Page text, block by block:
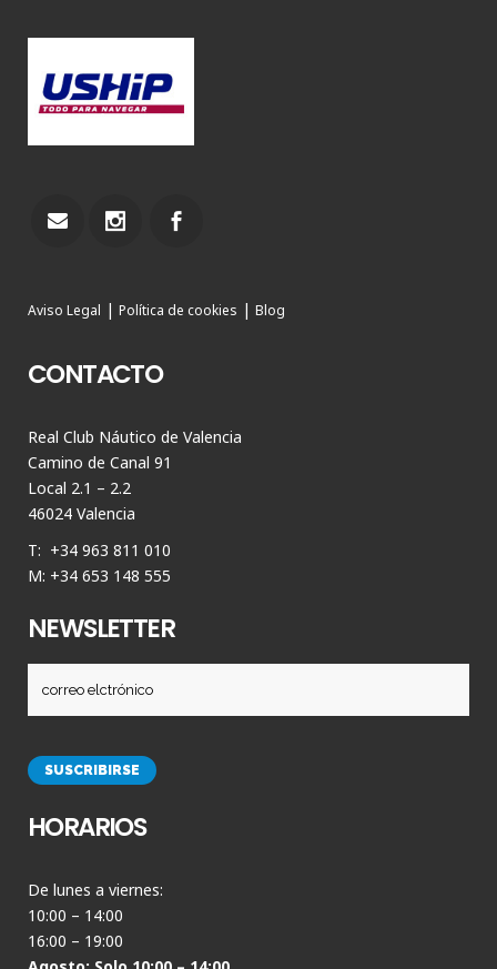
Aviso Legal | Política de cookies | Blog
CONTACTO
Real Club Náutico de Valencia
Camino de Canal 91
Local 2.1 – 2.2
46024 Valencia
T: +34 963 811 010
M: +34 653 148 555
NEWSLETTER
HORARIOS
De lunes a viernes:
10:00 – 14:00
16:00 – 19:00